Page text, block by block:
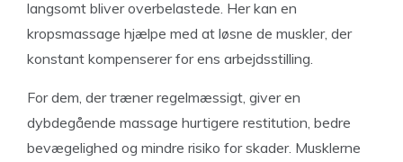
langsomt bliver overbelastede. Her kan en
kropsmassage hjælpe med at løsne de muskler, der
konstant kompenserer for ens arbejdsstilling.
For dem, der træner regelmæssigt, giver en
dybdegående massage hurtigere restitution, bedre
bevægelighed og mindre risiko for skader. Musklerne